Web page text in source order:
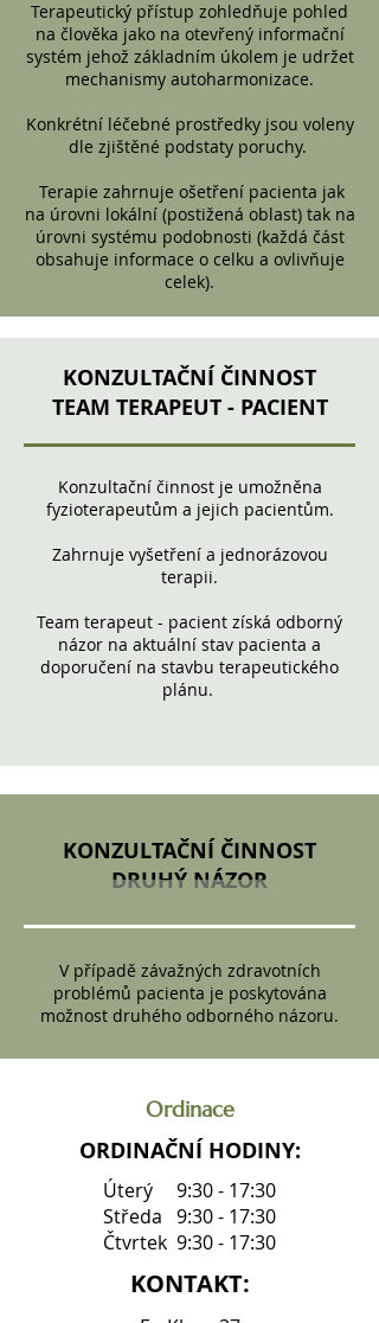
Terapeutický přístup zohledňuje pohled
na člověka jako na otevřený informační
systém jehož základním úkolem je udržet
mechanismy autoharmonizace.
Konkrétní léčebné prostředky jsou voleny
dle zjištěné podstaty poruchy.
Terapie zahrnuje ošetření pacienta jak
na úrovni lokální (postižená oblast) tak na
úrovni systému podobnosti (každá část
obsahuje informace o celku a ovlivňuje
celek).
KONZULTAČNÍ ČINNOST
TEAM TERAPEUT - PACIENT
Konzultační činnost je umožněna
fyzioterapeutům a jejich pacientům.
Zahrnuje vyšetření a jednorázovou
terapii.
Team terapeut - pacient získá odborný
názor na aktuální stav pacienta a
doporučení na stavbu terapeutického
plánu.
KONZULTAČNÍ ČINNOST
DRUHÝ NÁZOR
V případě závažných zdravotních
problémů pacienta je poskytována
možnost druhého odborného názoru.
Ordinace
ORDINAČNÍ HODINY:
Úterý 9:30 - 17:30
Středa 9:30 - 17:30
Čtvrtek 9:30 - 17:30
KONTAKT: